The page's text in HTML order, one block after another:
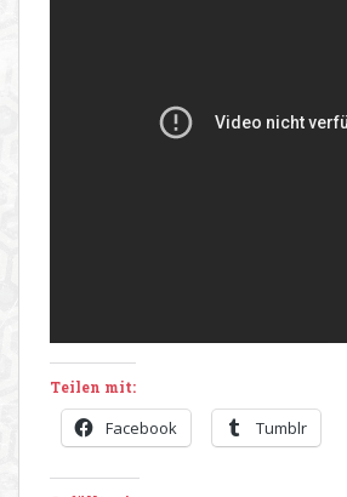
Teilen mit:
Facebook Tumblr